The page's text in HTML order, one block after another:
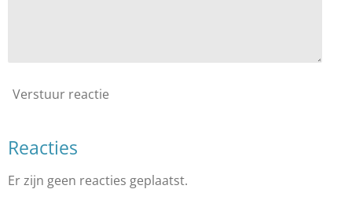
Verstuur reactie
Reacties
Er zijn geen reacties geplaatst.